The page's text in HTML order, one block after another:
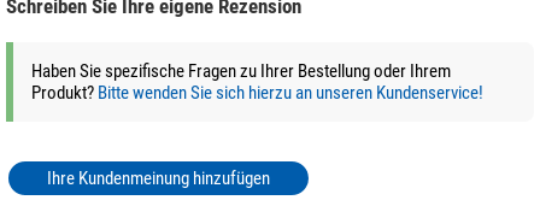
Schnelle LN Twist Locks mit 1/4-Drehung
100% Carbon
Gewichtund darüber hinaus für hohe Korrossionsbeständigkeit.
+ Weitere Zubehörprodukte in dieser Kategorie: 4
Schreiben Sie Ihre eigene Rezension
Haben Sie spezifische Fragen zu Ihrer Bestellung oder Ihrem
Produkt? Bitte wenden Sie sich hierzu an unseren Kundenservice!
Ihre Kundenmeinung hinzufügen